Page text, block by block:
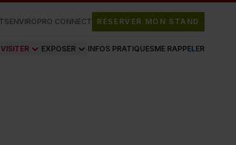
ENVIROPRO CONNECT RÉSERVER MON STAND
VISITER EXPOSER INFOS PRATIQUESME RAPPELER